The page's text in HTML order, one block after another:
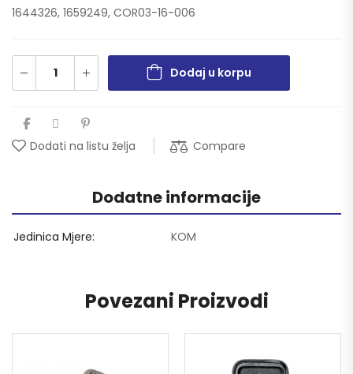
1644326, 1659249, COR03-16-006
Dodaj u korpu
Dodati na listu želja Compare
Dodatne informacije
Jedinica Mjere KOM
Povezani Proizvodi